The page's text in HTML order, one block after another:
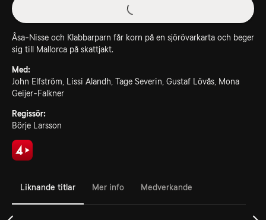
Åsa-Nisse och Klabbarparn får korn på en sjörövarkarta och beger
sig till Mallorca på skattjakt.
Med:
John Elfström, Lissi Alandh, Tage Severin, Gustaf Lövås, Mona
Geijer-Falkner
Regissör:
Börje Larsson
Liknande titlar Mer info Medverkande